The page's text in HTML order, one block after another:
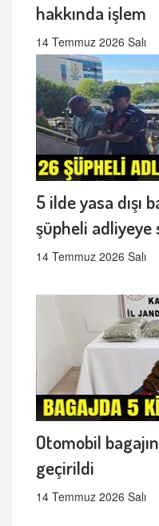
hakkında işlem
14 Temmuz 2026 Salı
5 ilde yasa dışı
şüpheli adliyeye
14 Temmuz 2026 Salı
Otomobil
geçirildi
14 Temmuz 2026 Salı